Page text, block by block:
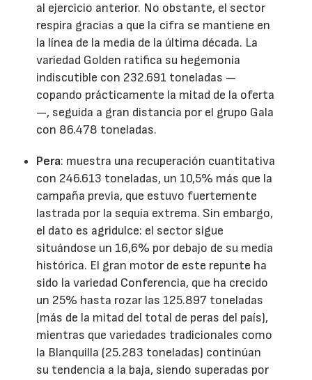
al ejercicio anterior. No obstante, el sector
respira gracias a que la cifra se mantiene en
la línea de la media de la última década. La
variedad Golden ratifica su hegemonía
indiscutible con 232.691 toneladas —
copando prácticamente la mitad de la oferta
—, seguida a gran distancia por el grupo Gala
con 86.478 toneladas.
Pera: muestra una recuperación cuantitativa
con 246.613 toneladas, un 10,5% más que la
campaña previa, que estuvo fuertemente
lastrada por la sequía extrema. Sin embargo,
el dato es agridulce: el sector sigue
situándose un 16,6% por debajo de su media
histórica. El gran motor de este repunte ha
sido la variedad Conferencia, que ha crecido
un 25% hasta rozar las 125.897 toneladas
(más de la mitad del total de peras del país),
mientras que variedades tradicionales como
la Blanquilla (25.283 toneladas) continúan
su tendencia a la baja, siendo superadas por